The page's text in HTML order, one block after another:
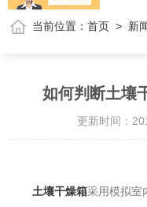
当前位置：首页 > 新
如何判断土壤
更新时间：
土壤干燥箱采用模拟室